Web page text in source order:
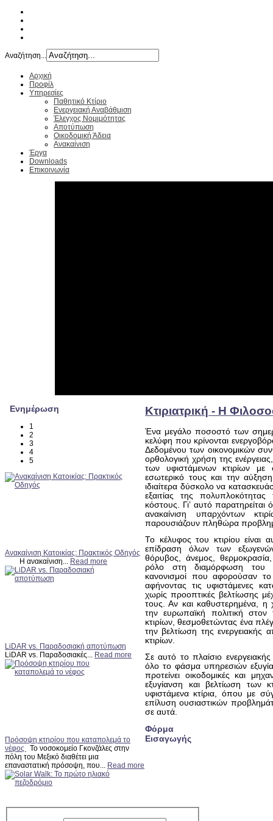
Αναζήτηση...
Αρχική
Προφίλ
Υπηρεσίες
Παθητικό Κτίριο
Ενεργειακή Αναβάθμιση
Έλεγχος Νομιμότητας
Αποτύπωση
Οικοδομική Άδεια
Ανακαίνιση
Έργα
Downloads
Επικοινωνία
Ενημέρωση
1
2
3
4
5
Ανακαίνιση Κατοικίας: Πρακτικός Οδηγός
Η ανακαίνιση... Read more
LiDAR vs. Παραδοσιακή αποτύπωση
LiDAR vs. Παραδοσιακές... Read more
Πρόσοψη κτηρίου που καταπολεμά το
νέφος
Το νοσοκομείο Γκονζάλες στην
πόλη του Μεξικό διαθέτει μια
επαναστατική πρόσοψη, που... Read more
Κτιριατρική - Η
Ένα μεγάλο ποσοστό των
κελύφη που κρίνονται
Δεδομένου των οικονομικών
ορθολογική χρήση της
των υφιστάμενων κτιρίων με
εσωτερικό τους και την
ιδιαίτερα δύσκολο να
εξαιτίας της
κόστους. Γι’ αυτό
ανακαίνιση υπαρχόντων
παρουσιάζουν πληθώρα
Το κέλυφος του κτιρίου είναι
επίδραση όλων των
θόρυβος, άνεμος, θερμοκρασία,
ρόλο στη διαμόρφωση του
κανονισμοί που αφορούσαν το
αφήνοντας τις υφιστάμενες
χωρίς προοπτικές βελτίωσης
τους. Αν και καθυστερημένα,
την ευρωπαϊκή πολιτική στον
κτιρίων, θεσμοθετώντας ένα
την βελτίωση της ενεργειακής
κτιρίων.
Σε αυτό το πλαίσιο
όλο το φάσμα υπηρεσιών
προτείνει οικοδομικές και
εξυγίανση και βελτίωση των
υφιστάμενα κτίρια, όπου με
επίλυση ουσιαστικών
σε αυτά.
Φόρμα
Εισαγωγής